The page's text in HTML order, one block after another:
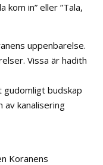
kom in” eller ”Tala,
uppenbarelse.
Vissa är hadith
budskap
kanalisering
Koranens